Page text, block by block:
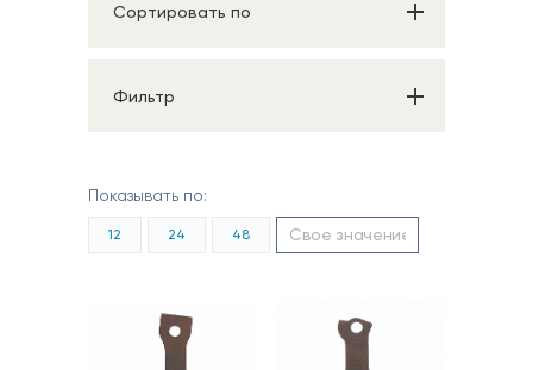
Сортировать по
Фильтр
Показывать по:
12 24 48